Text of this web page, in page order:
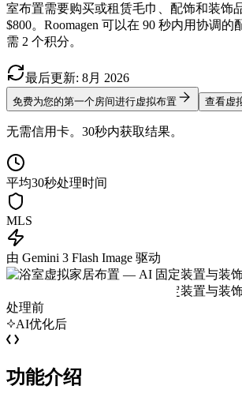
室布置需要购买或租赁毛巾、配饰和装饰
$800。Roomagen 可以在 90 秒内用协调的
需 2 个积分。
最后更新: 8月 2026
免费为您的第一个房间进行虚拟布置 查看虚
无需信用卡。30秒内获取结果。
平均30秒处理时间
MLS
由 Gemini 3 Flash Image 驱动
处理前
AI优化后
功能介绍